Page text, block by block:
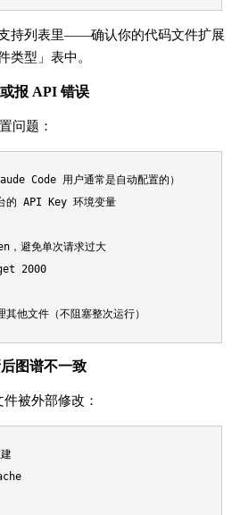
持列表里——确认你的代码文件扩展
类型」表中。
报 API 错误
问题：
Code 用户通常是自动配置的）
的 API Key 环境变量
避免单次请求过大
2000
他文件（不阻塞整次运行）
图谱不一致
被外部修改：